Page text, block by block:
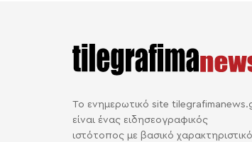
Το ενημερωτικό site
είναι ένας ειδησεογραφικός
ιστότοπος με βασικό χαρακτηριστικό